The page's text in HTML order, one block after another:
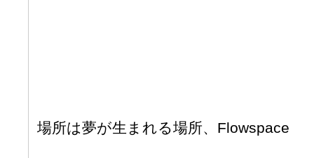
場所は夢が生まれる場所、Flowspace